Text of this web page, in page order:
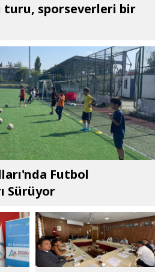
turu, sporseverleri bir
Futbol
Sürüyor